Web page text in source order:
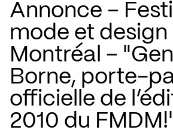
Annonce –
mode et design
Montréal –
Borne, porte-
officielle de
2010 du